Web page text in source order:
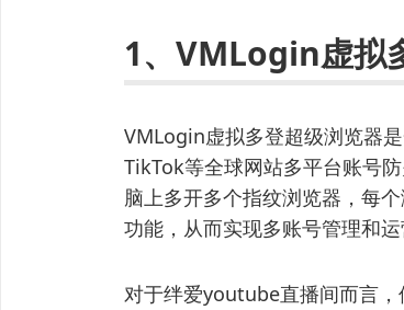
1、VMLogin虚拟
VMLogin虚拟多登超级浏览器
TikTok等全球网站多平台账号
脑上多开多个指纹浏览器，每
功能，从而实现多账号管理和运
对于绊爱youtube直播间而言